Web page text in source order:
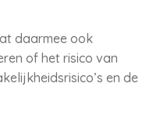
daarmee ook
of het risico van
en de